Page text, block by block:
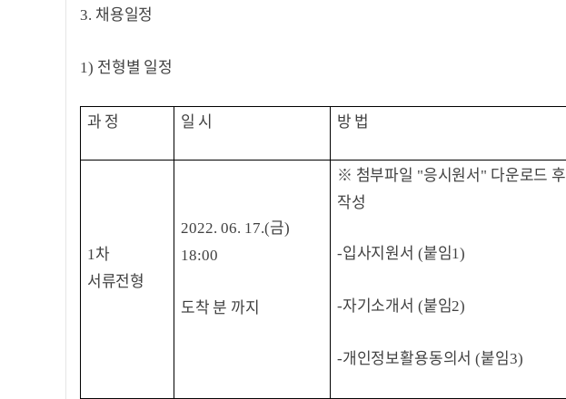
3. 채용일정
1) 전형별 일정
과 정 일 시 방 법
1 차
서류전형
2022. 06. 17.(금)
18:00
도착 분 까지
※ 첨부파일 "응시원서" 다운로드 후
작성
-입사지원서 (붙임1)
-자기소개서 (붙임2)
-개인정보활용동의서 (붙임3)